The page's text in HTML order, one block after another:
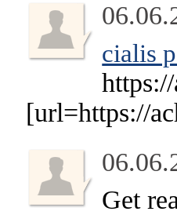
cialis
[url=https://
Get